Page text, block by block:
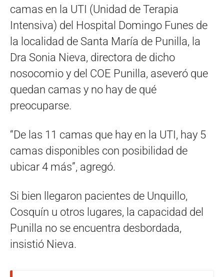
camas en la UTI (Unidad de Terapia
Intensiva) del Hospital Domingo Funes de
la localidad de Santa María de Punilla, la
Dra Sonia Nieva, directora de dicho
nosocomio y del COE Punilla, aseveró que
quedan camas y no hay de qué
preocuparse.
“De las 11 camas que hay en la UTI, hay 5
camas disponibles con posibilidad de
ubicar 4 más”, agregó.
Si bien llegaron pacientes de Unquillo,
Cosquín u otros lugares, la capacidad del
Punilla no se encuentra desbordada,
insistió Nieva.